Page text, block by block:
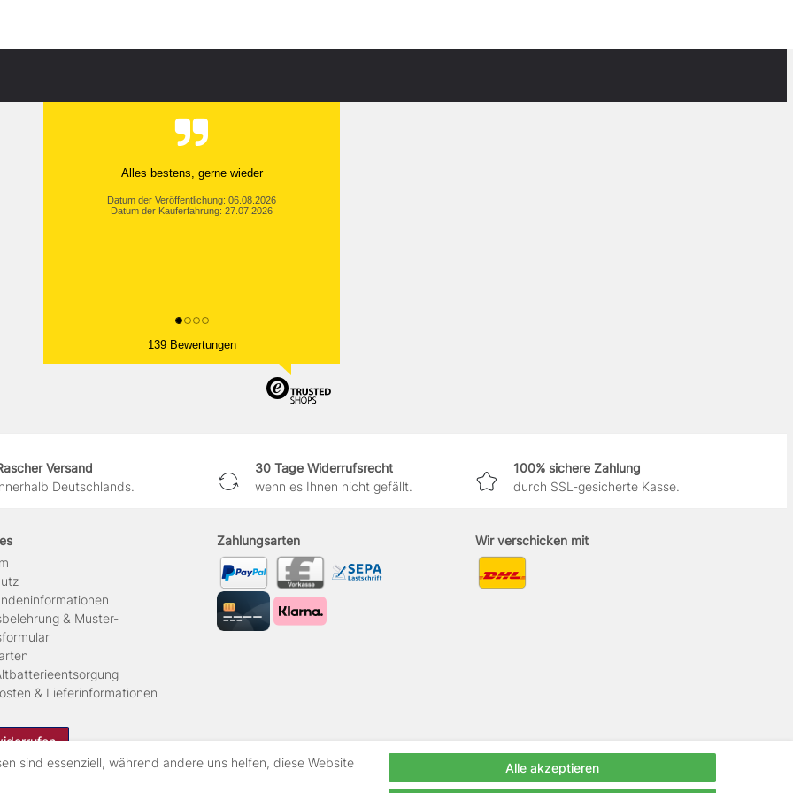
Alles bestens, gerne wieder
Datum der Veröffentlichung: 06.08.2026
Datum der Kauferfahrung: 27.07.2026
139 Bewertungen
Versand
Deutschlands.
30 Tage Widerrufsrecht
wenn es Ihnen nicht gefällt.
100% sichere Zahlung
durch SSL-gesicherte Kasse.
& Muster-
& Lieferinformationen
Zahlungsarten Wir verschicken mit
sind essenziell, während andere uns helfen, diese Website
Alle akzeptieren